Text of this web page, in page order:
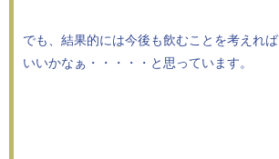
でも、結果的には今後も飲むことを考えれば
いいかなぁ・・・・・と思っています。